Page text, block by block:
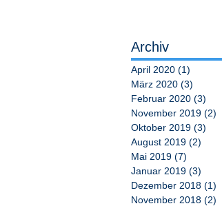
Archiv
April 2020 (1)
März 2020 (3)
Februar 2020 (3)
November 2019 (2)
Oktober 2019 (3)
August 2019 (2)
Mai 2019 (7)
Januar 2019 (3)
Dezember 2018 (1)
November 2018 (2)